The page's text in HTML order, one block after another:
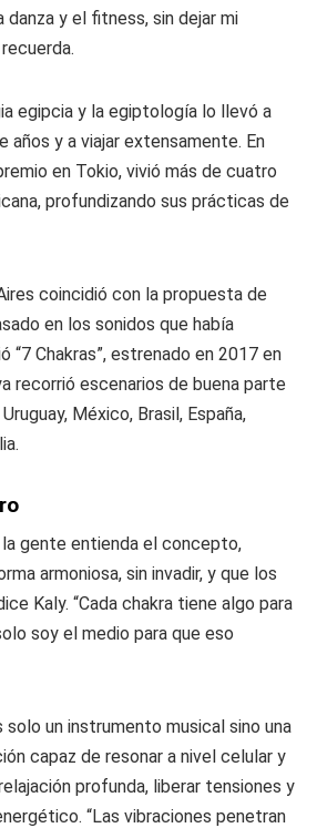
danza y el fitness, sin dejar mi
egipcia y la egiptología lo llevó a
años y a viajar extensamente. En
en Tokio, vivió más de cuatro
profundizando sus prácticas de
coincidió con la propuesta de
en los sonidos que había
“7 Chakras”, estrenado en 2017 en
recorrió escenarios de buena parte
México, Brasil, España,
gente entienda el concepto,
armoniosa, sin invadir, y que los
Kaly. “Cada chakra tiene algo para
soy el medio para que eso
solo un instrumento musical sino una
capaz de resonar a nivel celular y
profunda, liberar tensiones y
“Las vibraciones penetran